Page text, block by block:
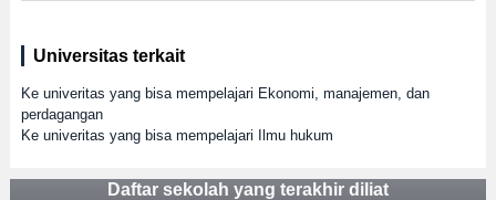
Universitas terkait
Ke univeritas yang bisa mempelajari Ekonomi, manajemen, dan
perdagangan
Ke univeritas yang bisa mempelajari Ilmu hukum
Daftar sekolah yang terakhir diliat